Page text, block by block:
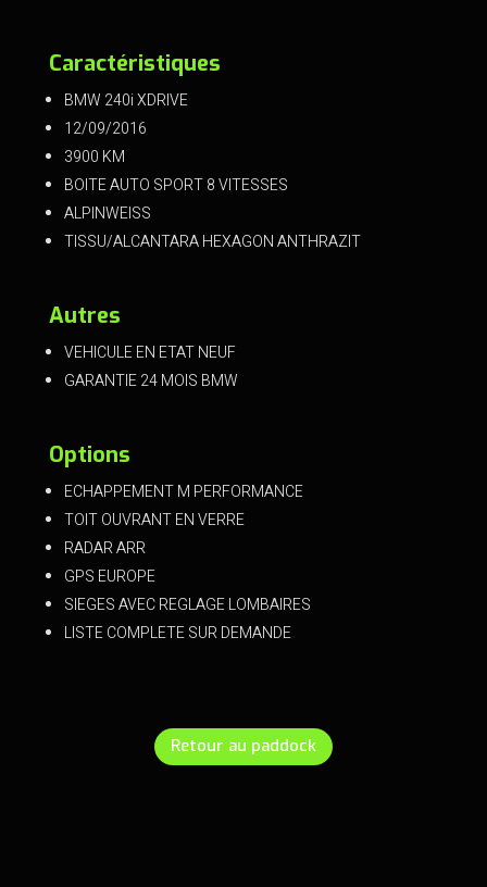
Caractéristiques
BMW 240i XDRIVE
12/09/2016
3900 KM
BOITE AUTO SPORT 8 VITESSES
ALPINWEISS
TISSU/ALCANTARA HEXAGON ANTHRAZIT
Autres
VEHICULE EN ETAT NEUF
GARANTIE 24 MOIS BMW
Options
ECHAPPEMENT M PERFORMANCE
TOIT OUVRANT EN VERRE
RADAR ARR
GPS EUROPE
SIEGES AVEC REGLAGE LOMBAIRES
LISTE COMPLETE SUR DEMANDE
Retour au paddock